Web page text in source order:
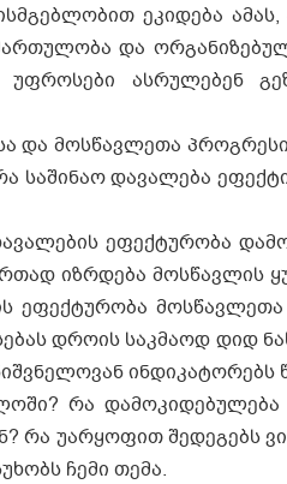
ეკიდება
და
ასრულებენ
მოს­წავ­ლე­თა
სა­ში­ნაო და­ვა­ლე­ბა
ეფექ­ტუ­რო­ბა
იზ­რ­დე­ბა მოს­წავ­ლის
ეფექ­ტუ­რო­ბა
დრო­ის საკ­მა­ოდ დიდ
ინ­დი­კა­ტო­რებს
რა დამოკიდებულება
რა უარყოფით შედეგებს
ჩემი თემა.